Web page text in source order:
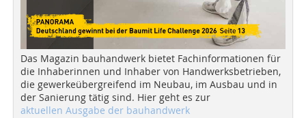
Das Magazin bauhandwerk bietet Fachinformationen für
die Inhaberinnen und Inhaber von Handwerksbetrieben,
die gewerkeübergreifend im Neubau, im Ausbau und in
der Sanierung tätig sind. Hier geht es zur
aktuellen Ausgabe der bauhandwerk